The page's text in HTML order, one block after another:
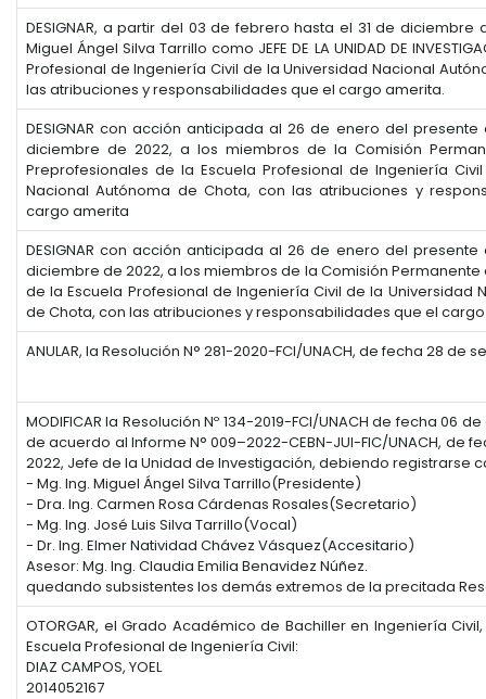
DESIGNAR, a partir del 03 de febrero hasta el 31 de diciembre
Miguel Ángel Silva Tarrillo como JEFE DE LA UNIDAD DE
Profesional de Ingeniería Civil de la Universidad Nacional
las atribuciones y responsabilidades que el cargo amerita.
DESIGNAR con acción anticipada al 26 de enero del
diciembre de 2022, a los miembros de la Comisión
Preprofesionales de la Escuela Profesional de Ingeniería
Nacional Autónoma de Chota, con las atribuciones y
cargo amerita
DESIGNAR con acción anticipada al 26 de enero del
diciembre de 2022, a los miembros de la Comisión Permanente
de la Escuela Profesional de Ingeniería Civil de la Universidad
de Chota, con las atribuciones y responsabilidades que el
ANULAR, la Resolución N° 281-2020-FCI/UNACH, de fecha 28 de
MODIFICAR la Resolución Nº 134-2019-FCI/UNACH de fecha 06
de acuerdo al Informe N° 009–2022-CEBN-JUI-FIC/UNACH, de
2022, Jefe de la Unidad de Investigación, debiendo registrarse
- Mg. Ing. Miguel Ángel Silva Tarrillo(Presidente)
- Dra. Ing. Carmen Rosa Cárdenas Rosales(Secretario)
- Mg. Ing. José Luis Silva Tarrillo(Vocal)
- Dr. Ing. Elmer Natividad Chávez Vásquez(Accesitario)
Asesor: Mg. Ing. Claudia Emilia Benavidez Núñez.
quedando subsistentes los demás extremos de la precitada
OTORGAR, el Grado Académico de Bachiller en Ingeniería
Escuela Profesional de Ingeniería Civil:
DIAZ CAMPOS, YOEL
2014052167